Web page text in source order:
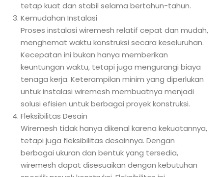
tetap kuat dan stabil selama bertahun-tahun.
Kemudahan Instalasi
Proses instalasi wiremesh relatif cepat dan mudah,
menghemat waktu konstruksi secara keseluruhan.
Kecepatan ini bukan hanya memberikan
keuntungan waktu, tetapi juga mengurangi biaya
tenaga kerja. Keterampilan minim yang diperlukan
untuk instalasi wiremesh membuatnya menjadi
solusi efisien untuk berbagai proyek konstruksi.
Fleksibilitas Desain
Wiremesh tidak hanya dikenal karena kekuatannya,
tetapi juga fleksibilitas desainnya. Dengan
berbagai ukuran dan bentuk yang tersedia,
wiremesh dapat disesuaikan dengan kebutuhan